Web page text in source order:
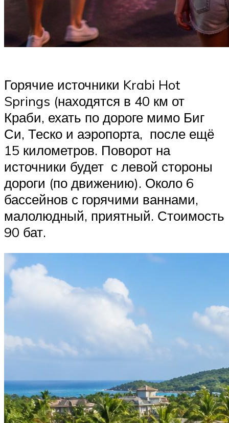
Горячие источники Krabi Hot
Springs (находятся в 40 км от
Краби, ехать по дороге мимо Биг
Си, Теско и аэропорта, после ещё
15 километров. Поворот на
источники будет с левой стороны
дороги (по движению). Около 6
бассейнов с горячими ваннами,
малолюдный, приятный. Стоимость
90 бат.